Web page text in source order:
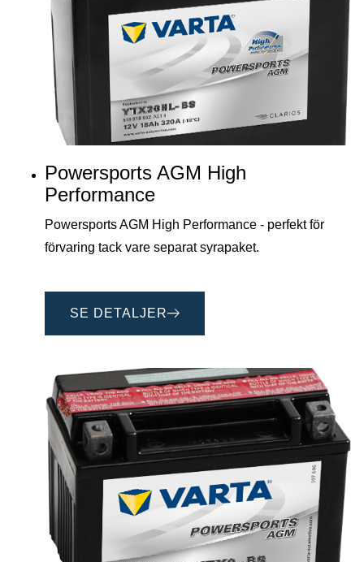
Powersports AGM High
Performance
Powersports AGM High Performance - perfekt för
förvaring tack vare separat syrapaket.
SE DETALJER